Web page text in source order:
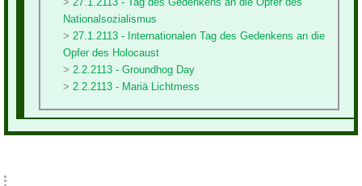
Nationalsozialismus
27.1.2113 - Internationalen Tag des Gedenkens an die
Opfer des Holocaust
2.2.2113 - Groundhog Day
2.2.2113 - Mariä Lichtmess